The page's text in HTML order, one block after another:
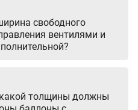
свободного
вентилями и
толщины должны